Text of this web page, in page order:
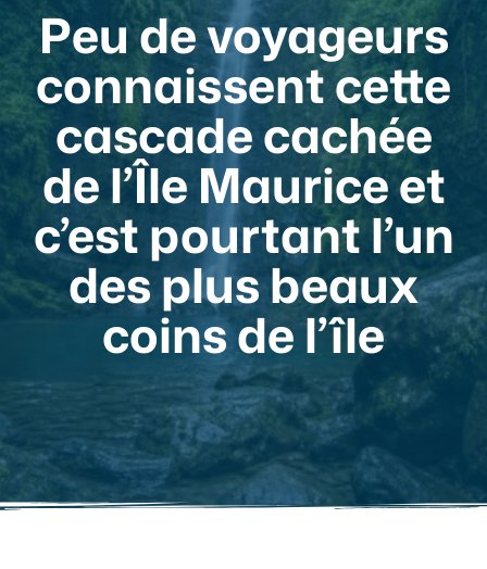
Peu de voyageurs
connaissent cette
cascade cachée
de l’Île Maurice et
c’est pourtant l’un
des plus beaux
coins de l’île